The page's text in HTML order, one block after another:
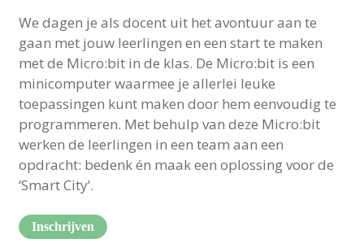
We dagen je als docent uit het avontuur aan te
gaan met jouw leerlingen en een start te maken
met de Micro:bit in de klas. De Micro:bit is een
minicomputer waarmee je allerlei leuke
toepassingen kunt maken door hem eenvoudig te
programmeren. Met behulp van deze Micro:bit
werken de leerlingen in een team aan een
opdracht: bedenk én maak een oplossing voor de
‘Smart City’.
Inschrijven